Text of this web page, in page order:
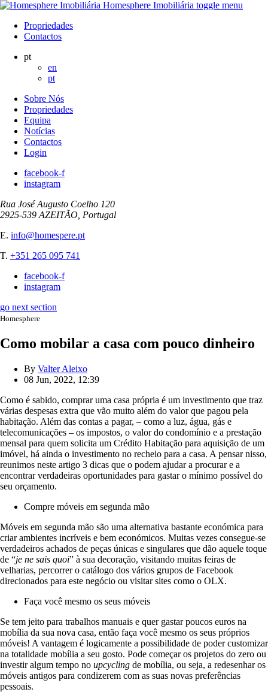
Homesphere Imobiliária toggle menu
Propriedades
Contactos
pt
en
pt
Sobre Nós
Propriedades
Equipa
Notícias
Contactos
Login
facebook-f
instagram
Rua José Augusto Coelho 120
2925-539 AZEITÃO, Portugal
E. info@homespere.pt
T. +351 265 095 741
facebook-f
instagram
go next section
Homesphere
Como mobilar a casa com pouco dinheiro
By Valter Aleixo
08 Jun, 2022, 12:39
Como é sabido, comprar uma casa própria é um investimento que traz
várias despesas extra que vão muito além do valor que pagou pela
habitação. Além das contas a pagar, – como a luz, água, gás e
telecomunicações – os impostos, o valor do condomínio e a prestação
mensal para quem solicita um Crédito Habitação para aquisição de um
imóvel, há ainda o investimento no recheio para a casa. A pensar nisso,
reunimos neste artigo 3 dicas que o podem ajudar a procurar e a
encontrar verdadeiras oportunidades para gastar o mínimo possível do
seu orçamento.
Compre móveis em segunda mão
Móveis em segunda mão são uma alternativa bastante económica para
criar ambientes incríveis e bem económicos. Muitas vezes consegue-se
verdadeiros achados de peças únicas e singulares que dão aquele toque
de “je ne sais quoi” à sua decoração, visitando muitas feiras de
velharias, percorrer o catálogo dos vários grupos de Facebook
direcionados para este negócio ou visitar sites como o OLX.
Faça você mesmo os seus móveis
Se tem jeito para trabalhos manuais e quer gastar poucos euros na
mobília da sua nova casa, então faça você mesmo os seus próprios
móveis! A vantagem é logicamente a possibilidade de poder customizar
na totalidade mobília a seu gosto. Pode começar os projetos do zero ou
investir algum tempo no upcycling de mobília, ou seja, a redesenhar os
móveis antigos para condizerem com as suas novas preferências
pessoais.